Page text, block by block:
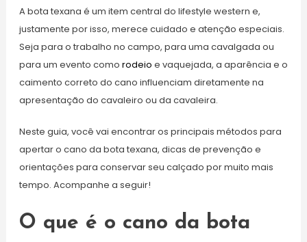
A bota texana é um item central do lifestyle western e,
justamente por isso, merece cuidado e atenção especiais.
Seja para o trabalho no campo, para uma cavalgada ou
para um evento como rodeio e vaquejada, a aparência e o
caimento correto do cano influenciam diretamente na
apresentação do cavaleiro ou da cavaleira.
Neste guia, você vai encontrar os principais métodos para
apertar o cano da bota texana, dicas de prevenção e
orientações para conservar seu calçado por muito mais
tempo. Acompanhe a seguir!
O que é o cano da bota